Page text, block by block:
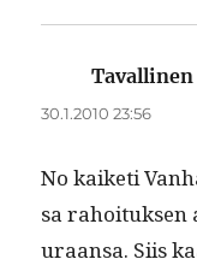
30.1.2010 23:56
No kaiketi
sa rahoituk­sen
uraansa. Siis